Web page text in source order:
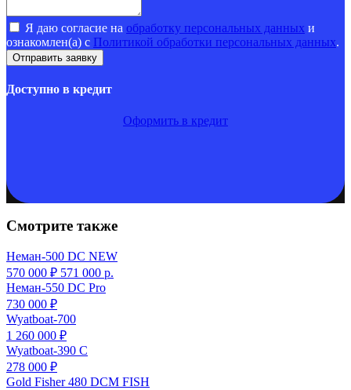
Я даю согласие на обработку персональных данных и
ознакомлен(а) с Политикой обработки персональных данных.
Доступно в кредит
Оформить в кредит
Смотрите также
Неман-500 DC NEW
570 000 ₽ 571 000 р.
Неман-550 DC Pro
730 000 ₽
Wyatboat-700
1 260 000 ₽
Wyatboat-390 C
278 000 ₽
Gold Fisher 480 DCM FISH